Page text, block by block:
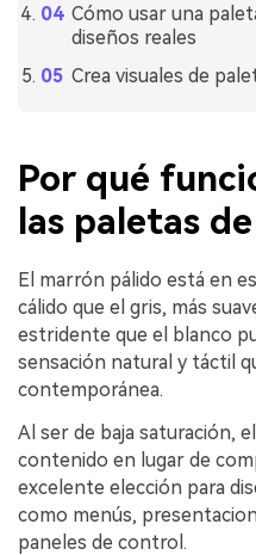
Cómo usar una
diseños reales
Crea visuales de
Por qué
las paletas
El marrón pálido está en
cálido que el gris, más
estridente que el blanco
sensación natural y táctil
contemporánea.
Al ser de baja saturación,
contenido en lugar de
excelente elección para
como menús,
paneles de control.